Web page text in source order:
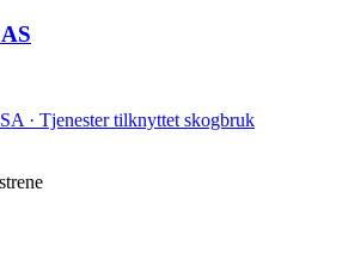
· Tjenester tilknyttet skogbruk